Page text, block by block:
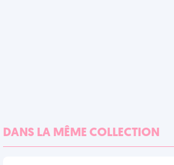
DANS LA MÊME COLLECTION